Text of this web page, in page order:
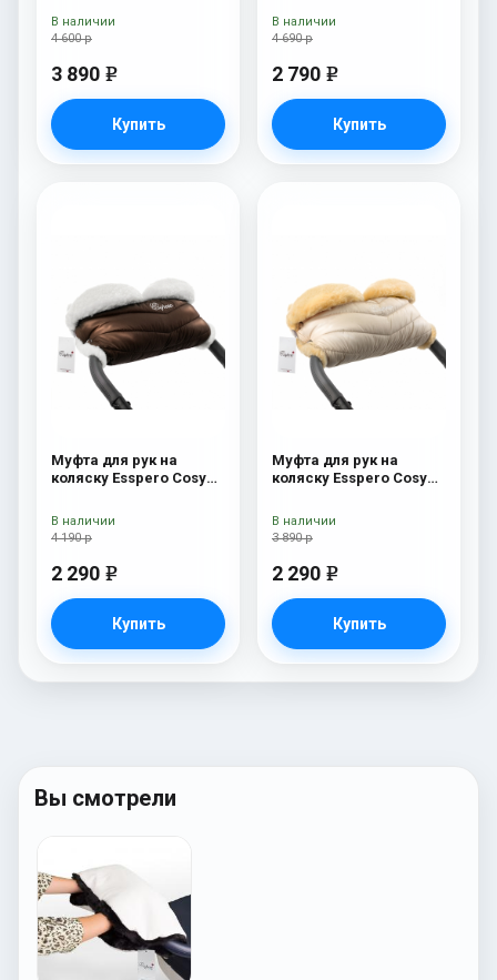
4 600 р
3 890 e
Купить
В наличии
4 690 р
2 790 e
Купить
В наличии
Муфта для рук на
коляску Esspero Cosy
4 190 р
2 290 e
Купить
В наличии
Муфта для рук на
коляску Esspero Cosy
3 890 р
2 290 e
Купить
В наличии
Вы смотрели